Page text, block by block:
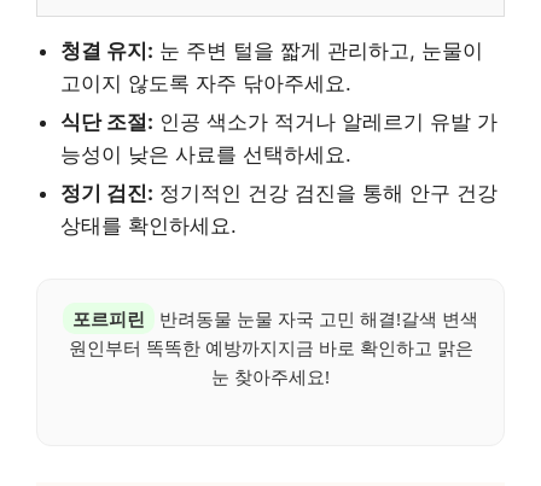
청결 유지: 눈 주변 털을 짧게 관리하고, 눈물이
고이지 않도록 자주 닦아주세요.
식단 조절: 인공 색소가 적거나 알레르기 유발 가
능성이 낮은 사료를 선택하세요.
정기 검진: 정기적인 건강 검진을 통해 안구 건강
상태를 확인하세요.
포르피린
반려동물 눈물 자국 고민 해결!갈색 변색
원인부터 똑똑한 예방까지지금 바로 확인하고 맑은
눈 찾아주세요!